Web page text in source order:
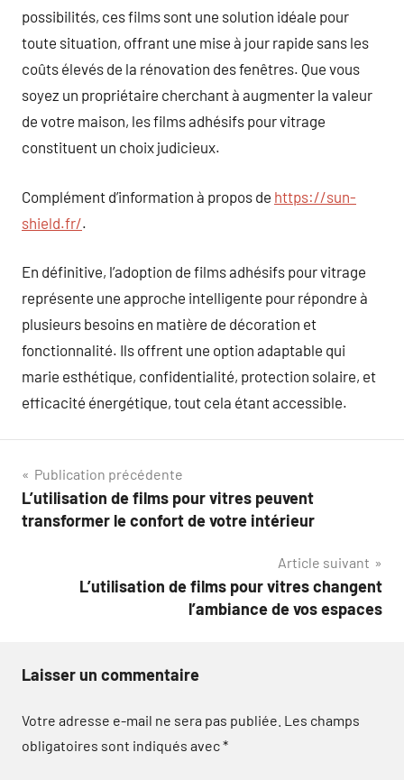
possibilités, ces films sont une solution idéale pour
toute situation, offrant une mise à jour rapide sans les
coûts élevés de la rénovation des fenêtres. Que vous
soyez un propriétaire cherchant à augmenter la valeur
de votre maison, les films adhésifs pour vitrage
constituent un choix judicieux.
Complément d’information à propos de https://sun-
shield.fr/.
En définitive, l’adoption de films adhésifs pour vitrage
représente une approche intelligente pour répondre à
plusieurs besoins en matière de décoration et
fonctionnalité. Ils offrent une option adaptable qui
marie esthétique, confidentialité, protection solaire, et
efficacité énergétique, tout cela étant accessible.
Navigation
de
Publication précédente
L’utilisation de films pour vitres peuvent
transformer le confort de votre intérieur
Article suivant
L’utilisation de films pour vitres changent
l’ambiance de vos espaces
Laisser un commentaire
Votre adresse e-mail ne sera pas publiée. Les champs
obligatoires sont indiqués avec*